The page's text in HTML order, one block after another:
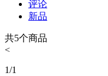
评论
新品
共5个商品
<
1/1